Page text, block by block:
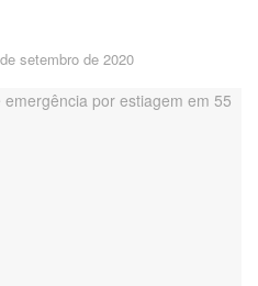
setembro de 2020